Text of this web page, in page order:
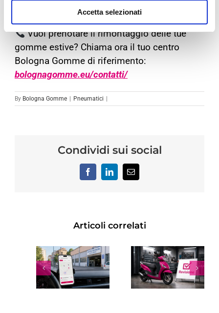
Accetta selezionati
bolognagomme.eu/promozioni/
Vuoi prenotare il rimontaggio delle tue
gomme estive? Chiama ora il tuo centro
Bologna Gomme di riferimento:
bolognagomme.eu/contatti/
By Bologna Gomme Pneumatici
Condividi sui social
FacebookLinkedInEmail
Articoli correlati
REVISIONE
OGNI
QUANTO
FARLA,
COSTO,
PATENTE
SCADUTA:
COSTI,
TEMPI E